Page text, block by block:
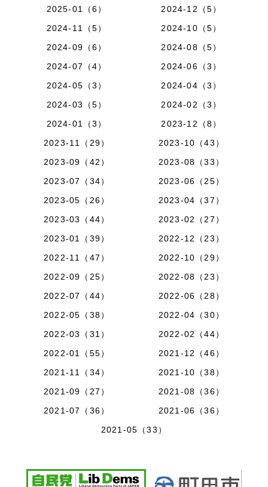
2025-01（6）
2024-12（5）
2024-11（5）
2024-10（5）
2024-09（6）
2024-08（5）
2024-07（4）
2024-06（3）
2024-05（3）
2024-04（3）
2024-03（5）
2024-02（3）
2024-01（3）
2023-12（8）
2023-11（29）
2023-10（43）
2023-09（42）
2023-08（33）
2023-07（34）
2023-06（25）
2023-05（26）
2023-04（37）
2023-03（44）
2023-02（27）
2023-01（39）
2022-12（23）
2022-11（47）
2022-10（29）
2022-09（25）
2022-08（23）
2022-07（44）
2022-06（28）
2022-05（38）
2022-04（30）
2022-03（31）
2022-02（44）
2022-01（55）
2021-12（46）
2021-11（34）
2021-10（38）
2021-09（27）
2021-08（36）
2021-07（36）
2021-06（36）
2021-05（33）